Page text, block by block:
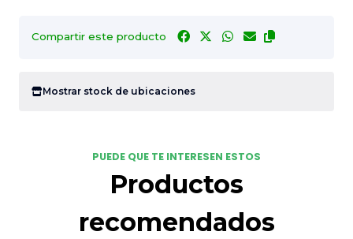
Compartir este producto
Mostrar stock de ubicaciones
PUEDE QUE TE INTERESEN ESTOS
Productos
recomendados